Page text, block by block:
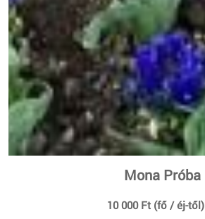
Mona Próba
10 000 Ft (fő / éj-től)